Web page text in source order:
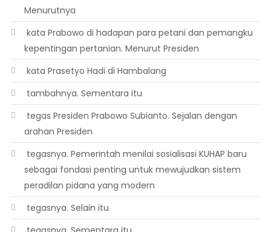
Menurutnya
 kata Prabowo di hadapan para petani dan pemangku
kepentingan pertanian. Menurut Presiden
 kata Prasetyo Hadi di Hambalang
 tambahnya. Sementara itu
 tegas Presiden Prabowo Subianto. Sejalan dengan
arahan Presiden
 tegasnya. Pemerintah menilai sosialisasi KUHAP baru
sebagai fondasi penting untuk mewujudkan sistem
peradilan pidana yang modern
 tegasnya. Selain itu